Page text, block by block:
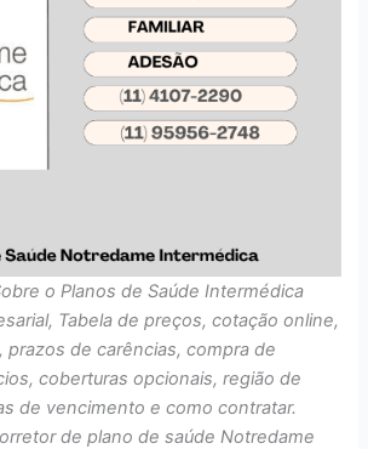
o Planos de Saúde Intermédica
Tabela de preços, cotação online,
prazos de carências, compra de
coberturas opcionais, região de
de vencimento e como contratar.
de plano de saúde Notredame